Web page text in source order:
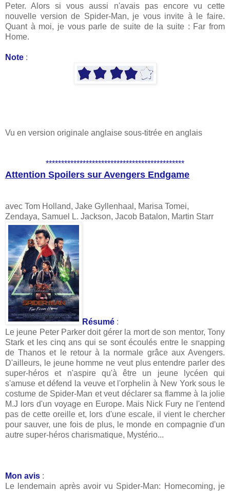
Peter. Alors si vous aussi n'avais pas encore vu cette
nouvelle version de Spider-Man, je vous invite à le faire.
Quant à moi, je vous parle de suite de la suite : Far from
Home.
Note :
Vu en version originale anglaise sous-titrée en anglais
*********************************************
Attention Spoilers sur Avengers Endgame
avec Tom Holland, Jake Gyllenhaal, Marisa Tomei,
Zendaya, Samuel L. Jackson, Jacob Batalon, Martin Starr
Résumé :
Le jeune Peter Parker doit gérer la mort de son mentor, Tony
Stark et les cinq ans qui se sont écoulés entre le snapping
de Thanos et le retour à la normale grâce aux Avengers.
D'ailleurs, le jeune homme ne veut plus entendre parler des
super-héros et n'aspire qu'à être un jeune lycéen qui
s'amuse et défend la veuve et l'orphelin à New York sous le
costume de Spider-Man et veut déclarer sa flamme à la jolie
M.J lors d'un voyage en Europe. Mais Nick Fury ne l'entend
pas de cette oreille et, lors d'une escale, il vient le chercher
pour sauver, une fois de plus, le monde en compagnie d'un
autre super-héros charismatique, Mystério...
Mon avis :
Le lendemain après avoir vu Spider-Man: Homecoming, je